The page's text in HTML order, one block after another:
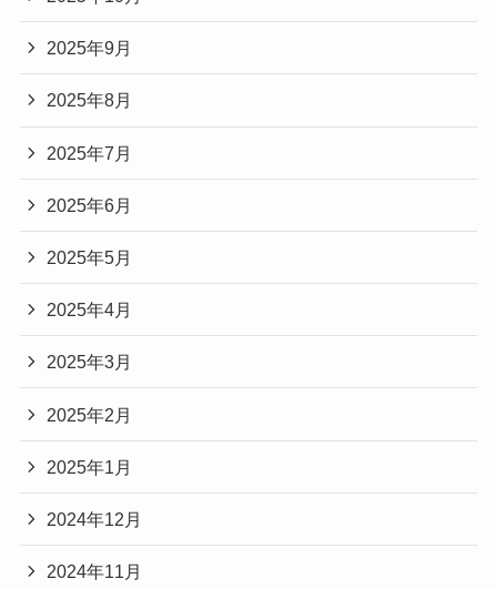
2025年9月
2025年8月
2025年7月
2025年6月
2025年5月
2025年4月
2025年3月
2025年2月
2025年1月
2024年12月
2024年11月